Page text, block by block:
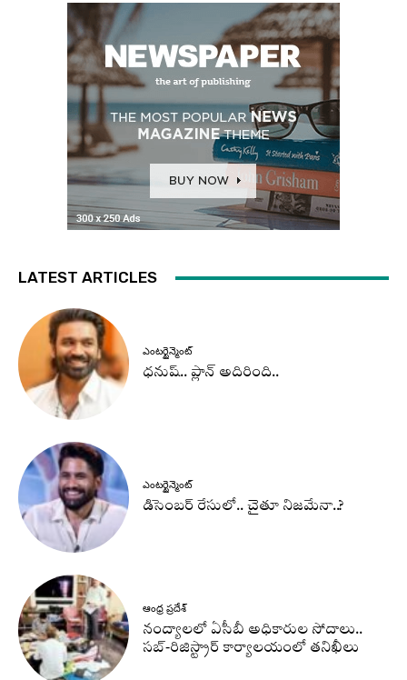
LATEST ARTICLES
ఎంటర్టైన్మెంట్
ధనుష్‌.. ప్లాన్ అదిరింది..
ఎంటర్టైన్మెంట్
డిసెంబర్ రేసులో.. చైతూ నిజమేనా..?
ఆంధ్ర ప్రదేశ్
నంద్యాలలో ఏసీబీ అధికారుల సోదాలు..
సబ్-రిజిస్ట్రార్ కార్యాలయంలో తనిఖీలు